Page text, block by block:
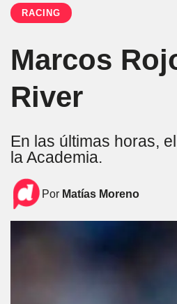
RACING
Marcos
River
En las últimas horas,
la Academia.
Por Matías Moreno